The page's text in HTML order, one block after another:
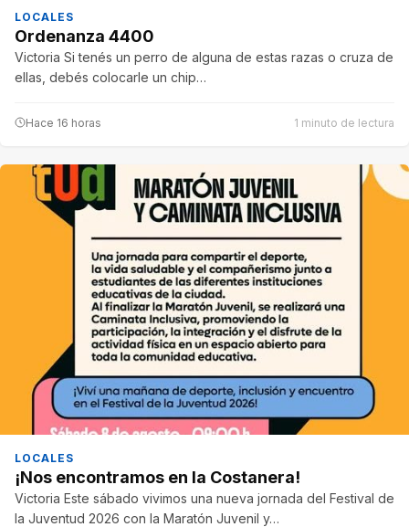
LOCALES
Ordenanza 4400
Victoria Si tenés un perro de alguna de estas razas o cruza de
ellas, debés colocarle un chip…
Hace 16 horas 1 minuto de lectura
LOCALES
¡Nos encontramos en la Costanera!
Victoria Este sábado vivimos una nueva jornada del Festival de
la Juventud 2026 con la Maratón Juvenil y…